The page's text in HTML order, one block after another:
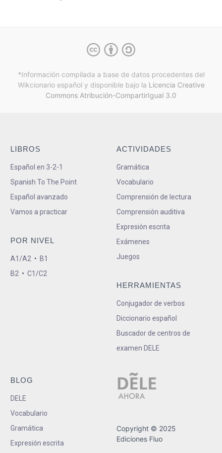
*Información compilada a base de datos procedentes del
Wikcionario español y disponible bajo la Licencia Creative
Commons Atribución-CompartirIgual 3.0
LIBROS
Español en 3-2-1
Spanish To The Point
Español avanzado
Vamos a practicar
POR NIVEL
A1/A2 • B1
B2 • C1/C2
ACTIVIDADES
Gramática
Vocabulario
Comprensión de lectura
Comprensión auditiva
Expresión escrita
Exámenes
Juegos
HERRAMIENTAS
Conjugador de verbos
Diccionario español
Buscador de centros de
examen DELE
BLOG
DELE
Vocabulario
Gramática
Expresión escrita
Copyright © 2025
Ediciones Fluo